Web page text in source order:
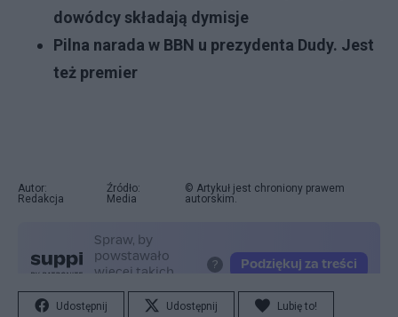
dowódcy składają dymisje
Pilna narada w BBN u prezydenta Dudy. Jest
też premier
Autor:
Redakcja
Źródło:
Media
© Artykuł jest chroniony prawem
autorskim.
Udostępnij Udostępnij Lubię to!